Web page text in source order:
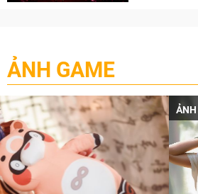
ẢNH GAME
ẢNH GAME